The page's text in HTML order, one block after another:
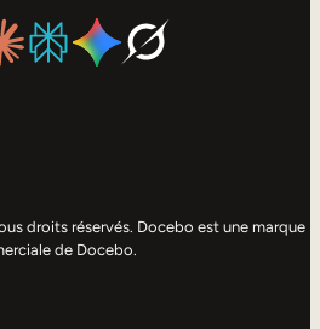
droits réservés. Docebo est une marque
de Docebo.